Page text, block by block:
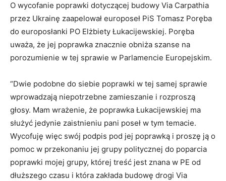
O wycofanie poprawki dotyczącej budowy Via Carpathia
przez Ukrainę zaapelował europoseł PiS Tomasz Poręba
do europosłanki PO Elżbiety Łukacijewskiej. Poręba
uważa, że jej poprawka znacznie obniża szanse na
porozumienie w tej sprawie w Parlamencie Europejskim.
“Dwie podobne do siebie poprawki w tej samej sprawie
wprowadzają niepotrzebne zamieszanie i rozproszą
głosy. Mam wrażenie, że poprawka Łukacijewskiej ma
służyć jedynie zaistnieniu pani poseł w tym temacie.
Wycofuję więc swój podpis pod jej poprawką i proszę ją o
pomoc w przekonaniu jej grupy politycznej do poparcia
poprawki mojej grupy, której treść jest znana w PE od
dłuższego czasu i która zakłada budowę drogi Via